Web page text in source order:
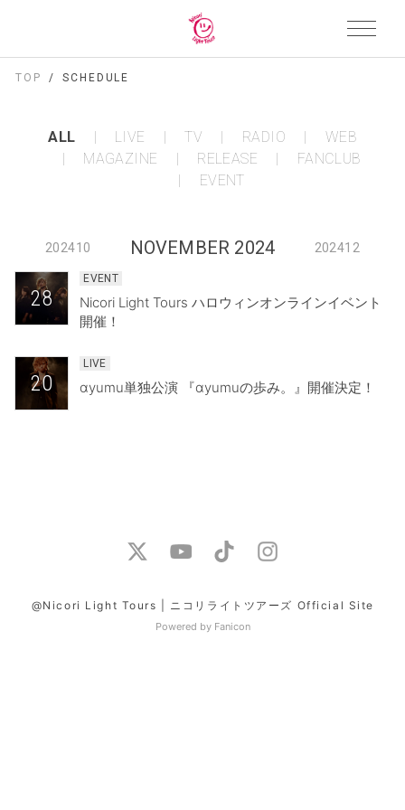
TOP SCHEDULE
ALL LIVE TV RADIO
WEB
MAGAZINE
RELEASE
FANCLUB
EVENT
202410 NOVEMBER 2024 202412
28
EVENT
Nicori Light Tours ハロウィンオンラインイベント
開催！
20
LIVE
αyumu単独公演 『αyumuの歩み。』開催決定！
@Nicori Light Tours | ニコリライトツアーズ Official Site
Powered by Fanicon